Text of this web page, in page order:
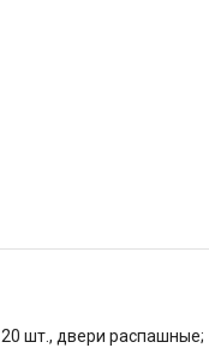
20 шт., двери распашные;